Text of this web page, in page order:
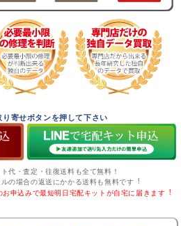
寄せボタンを押して下さい
代・査定・往復送料も全て無料！
の場合の返送にかかる送料も無料です︕
申込みで最短明日宅配キットが自宅に届きます︕